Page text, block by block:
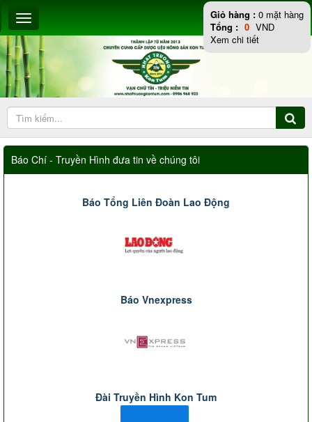
Báo Chí - Truyền Hình đưa tin về chúng tôi
Báo Tổng Liên Đoàn Lao Động
Báo Vnexpress
Đài Truyền Hình Kon Tum
Giỏ hàng : 0 mặt hàng
Tổng : 0 VND
Xem chi tiết